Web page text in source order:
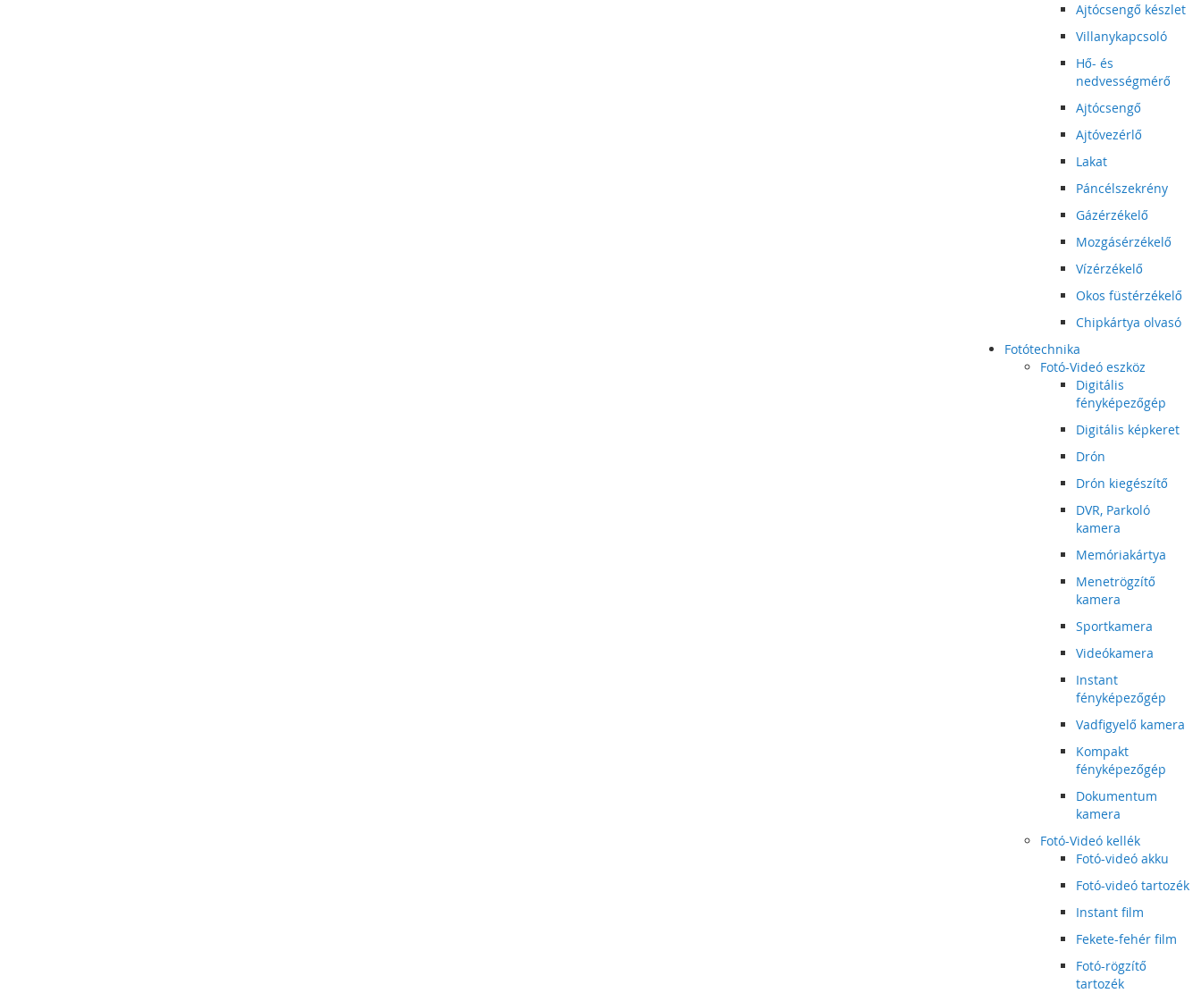
Ajtócsengő készlet
Villanykapcsoló
Hő- és
nedvességmérő
Ajtócsengő
Ajtóvezérlő
Lakat
Páncélszekrény
Gázérzékelő
Mozgásérzékelő
Vízérzékelő
Okos füstérzékelő
Chipkártya olvasó
Fotótechnika
Fotó-Videó eszköz
Digitális
fényképezőgép
Digitális képkeret
Drón
Drón kiegészítő
DVR, Parkoló
kamera
Memóriakártya
Menetrögzítő
kamera
Sportkamera
Videókamera
Instant
fényképezőgép
Vadfigyelő kamera
Kompakt
fényképezőgép
Dokumentum
kamera
Fotó-Videó kellék
Fotó-videó akku
Fotó-videó tartozék
Instant film
Fekete-fehér film
Fotó-rögzítő
tartozék